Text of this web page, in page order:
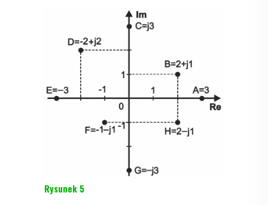
Rysunek 5